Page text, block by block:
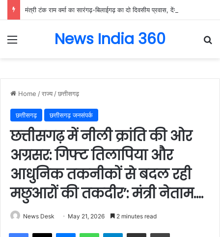
Menu News India 360
Home /राज्य /छत्तीसगढ़
छत्तीसगढ़ छत्तीसगढ़ जनसंपर्क
छत्तीसगढ़ में नीली क्रांति की ओर
अग्रसर: गिफ्ट तिलापिया और
आधुनिक तकनीकों से बदल रही
मछुआरों की तकदीर’: मंत्री नेताम….
News Desk May 21, 2026 2 minutes read
Facebook
X MessengerWhatsAppTelegramShare via Email Print